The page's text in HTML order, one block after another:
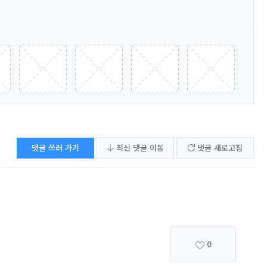
댓글 쓰러 가기 최신 댓글 이동 댓글 새로고침
0